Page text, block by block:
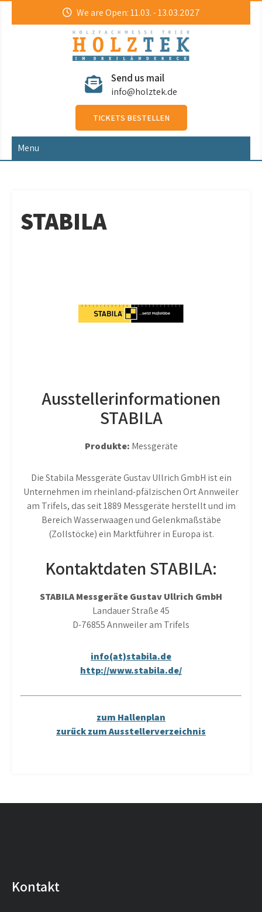
We are Open: 11.03. - 13.03.2027
HolzTek Send us mail
info@holztek.de
TICKETS BESTELLEN
Menu
STABILA
Ausstellerinformationen
STABILA
Produkte: Messgeräte
Die Stabila Messgeräte Gustav Ullrich GmbH ist ein
Unternehmen im rheinland-pfälzischen Ort Annweiler
am Trifels, das seit 1889 Messgeräte herstellt und im
Bereich Wasserwaagen und Gelenkmaßstäbe
(Zollstöcke) ein Marktführer in Europa ist.
Kontaktdaten STABILA:
STABILA Messgeräte Gustav Ullrich GmbH
Landauer Straße 45
D-76855 Annweiler am Trifels
info(at)stabila.de
http://www.stabila.de/
zum Hallenplan
zurück zum Ausstellerverzeichnis
Kontakt